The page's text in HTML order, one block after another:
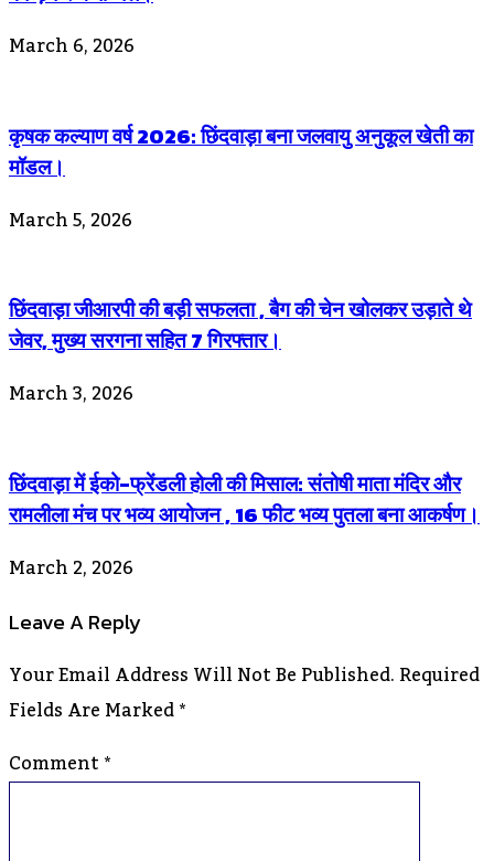
March 6, 2026
कृषक कल्याण वर्ष 2026: छिंदवाड़ा बना जलवायु अनुकूल खेती का
मॉडल।
March 5, 2026
छिंदवाड़ा जीआरपी की बड़ी सफलता , बैग की चेन खोलकर उड़ाते थे
जेवर, मुख्य सरगना सहित 7 गिरफ्तार।
March 3, 2026
छिंदवाड़ा में ईको-फ्रेंडली होली की मिसाल: संतोषी माता मंदिर और
रामलीला मंच पर भव्य आयोजन , 16 फीट भव्य पुतला बना आकर्षण।
March 2, 2026
Leave A Reply
Your Email Address Will Not Be Published.Required
Fields Are Marked*
Comment*